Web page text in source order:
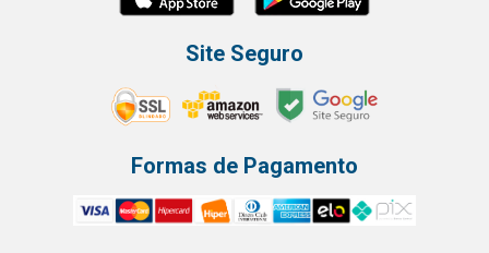
Site Seguro
Formas de Pagamento